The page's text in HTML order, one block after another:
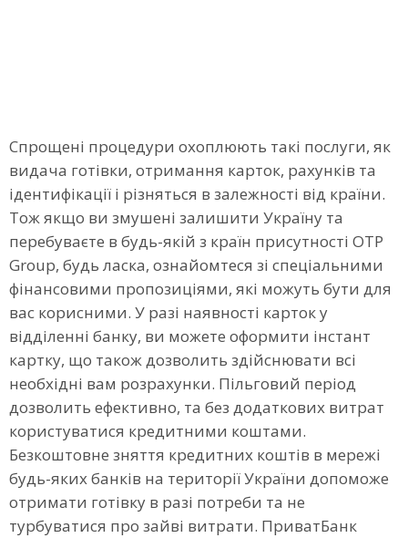
Спрощені процедури охоплюють такі послуги, як
видача готівки, отримання карток, рахунків та
ідентифікації і різняться в залежності від країни.
Тож якщо ви змушені залишити Україну та
перебуваєте в будь-якій з країн присутності OTP
Group, будь ласка, ознайомтеся зі спеціальними
фінансовими пропозиціями, які можуть бути для
вас корисними. У разі наявності карток у
відділенні банку, ви можете оформити інстант
картку, що також дозволить здійснювати всі
необхідні вам розрахунки. Пільговий період
дозволить ефективно, та без додаткових витрат
користуватися кредитними коштами.
Безкоштовне зняття кредитних коштів в мережі
будь-яких банків на території України допоможе
отримати готівку в разі потреби та не
турбуватися про зайві витрати. ПриватБанк